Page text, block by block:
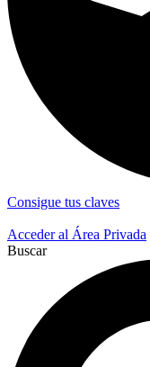
Consigue tus claves
Acceder al Área Privada
Buscar